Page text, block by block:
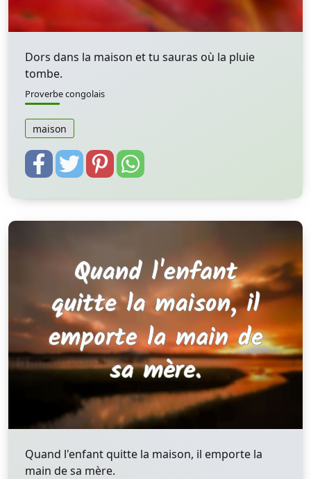
Dors dans la maison et tu sauras où la pluie
tombe.
Proverbe congolais
maison
Quand l'enfant quitte la maison, il emporte la
main de sa mère.